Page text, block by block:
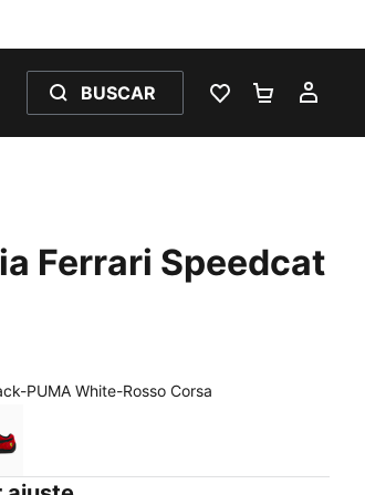
BUSCAR
LISTA DE
Ferrari Speedcat
PUMA White-Rosso Corsa
PUMA White-Rosso Corsa
Corsa-PUMA Black